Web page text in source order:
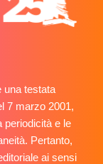
testata
7 marzo 2001,
periodicità e le
Pertanto,
ai sensi